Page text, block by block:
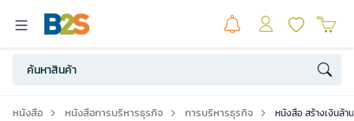
หนังสือ หนังสือการบริหารธุรกิจ การบริหารธุรกิจ หนังสือ สร้างเงินล้า